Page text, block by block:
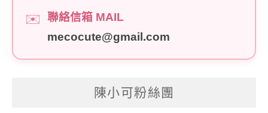
✉️
聯絡信箱 MAIL
mecocute@gmail.com
陳小可粉絲團